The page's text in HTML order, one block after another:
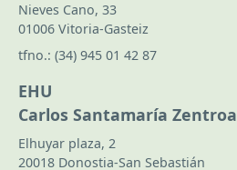
Nieves Cano, 33
01006 Vitoria-Gasteiz
tfno.: (34) 945 01 42 87
EHU
Carlos Santamaría Zentroa
Elhuyar plaza, 2
20018 Donostia-San Sebastián